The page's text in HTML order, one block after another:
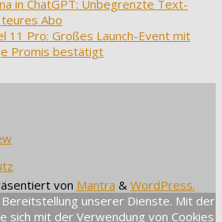
in ChatGPT: Unbegrenzte Text-
Abo
11 Pro: Großes Launch-Event mit
Promis bestätigt
von Mantra & WordPress.
unserer Dienste. Mit der
sich mit der Verwendung von Cookies